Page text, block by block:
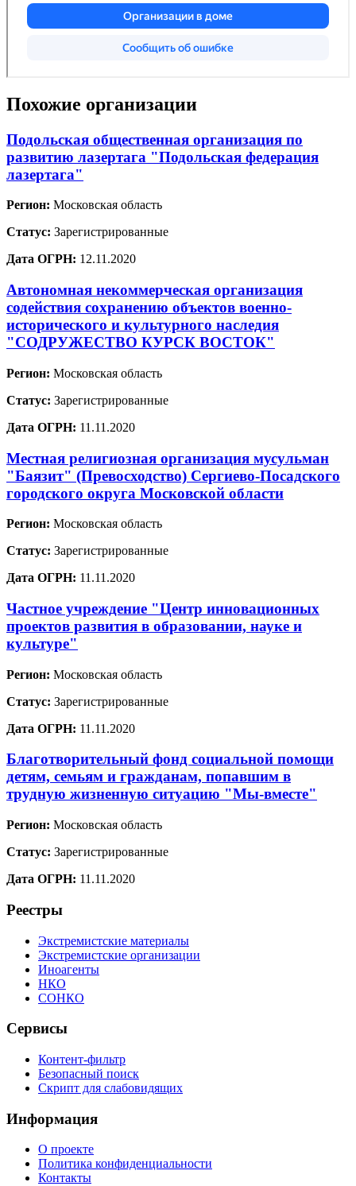
Похожие организации
Подольская общественная организация по
развитию лазертага "Подольская федерация
лазертага"
Регион: Московская область
Статус: Зарегистрированные
Дата ОГРН: 12.11.2020
Автономная некоммерческая организация
содействия сохранению объектов военно-
исторического и культурного наследия
"СОДРУЖЕСТВО КУРСК ВОСТОК"
Регион: Московская область
Статус: Зарегистрированные
Дата ОГРН: 11.11.2020
Местная религиозная организация мусульман
"Баязит" (Превосходство) Сергиево-Посадского
городского округа Московской области
Регион: Московская область
Статус: Зарегистрированные
Дата ОГРН: 11.11.2020
Частное учреждение "Центр инновационных
проектов развития в образовании, науке и
культуре"
Регион: Московская область
Статус: Зарегистрированные
Дата ОГРН: 11.11.2020
Благотворительный фонд социальной помощи
детям, семьям и гражданам, попавшим в
трудную жизненную ситуацию "Мы-вместе"
Регион: Московская область
Статус: Зарегистрированные
Дата ОГРН: 11.11.2020
Реестры
Экстремистские материалы
Экстремистские организации
Иноагенты
НКО
СОНКО
Сервисы
Контент-фильтр
Безопасный поиск
Скрипт для слабовидящих
Информация
О проекте
Политика конфиденциальности
Контакты